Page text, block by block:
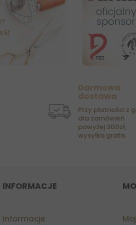
Darmowa
dostawa
Przy płatności z
dla zamówień
powyżej 300zł,
wysyłka gratis
INFORMACJE
Informacje